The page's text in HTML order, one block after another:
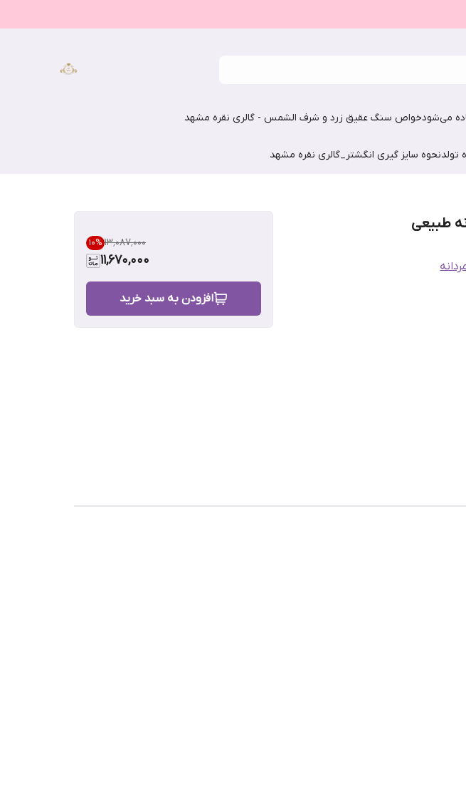
می‌شودخواص سنگ عقیق زرد و شرف الشمس - گالری نقره مشهد
تولدنحوه سایز گیری انگشتر_گالری نقره مشهد
طبیعی
۱۳٬۰۸۷٬۰۰۰ 10%
11,670,000
افزودن به سبد خرید